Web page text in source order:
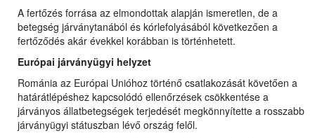
A fertőzés forrása az elmondottak alapján ismeretlen, de a
betegség járványtanából és kórlefolyásából következően a
fertőződés akár évekkel korábban is történhetett.
Európai járványügyi helyzet
Románia az Európai Unióhoz történő csatlakozását követően a
határátlépéshez kapcsolódó ellenőrzések csökkentése a
járványos állatbetegségek terjedését megkönnyítette a rosszabb
járványügyi státuszban lévő ország felől.